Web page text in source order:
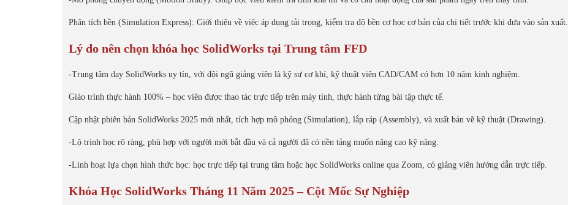
Phân tích bền (Simulation Express): Giới thiệu về việc áp dụng tải trọng, kiểm tra độ bền cơ học cơ bản của chi tiết trước khi đưa vào sản xuất.
Lý do nên chọn khóa học SolidWorks tại Trung tâm FFD
-Trung tâm dạy SolidWorks uy tín, với đội ngũ giảng viên là kỹ sư cơ khí, kỹ thuật viên CAD/CAM có hơn 10 năm kinh nghiệm.
Giáo trình thực hành 100% – học viên được thao tác trực tiếp trên máy tính, thực hành từng bài tập thực tế.
Cập nhật phiên bản SolidWorks 2025 mới nhất, tích hợp mô phỏng (Simulation), lắp ráp (Assembly), và xuất bản vẽ kỹ thuật (Drawing).
-Lộ trình học rõ ràng, phù hợp với người mới bắt đầu và cả người đã có nền tảng muốn nâng cao kỹ năng.
-Linh hoạt lựa chọn hình thức học: học trực tiếp tại trung tâm hoặc học SolidWorks online qua Zoom, có giảng viên hướng dẫn trực tiếp.
Khóa Học SolidWorks Tháng 11 Năm 2025 – Cột Mốc Sự Nghiệp